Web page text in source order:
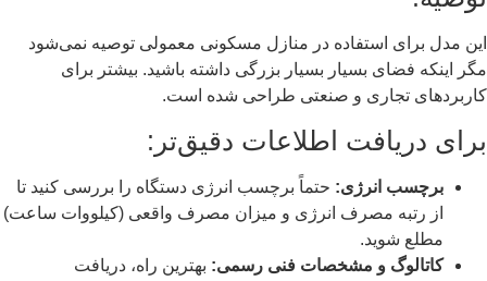
این مدل برای استفاده در منازل مسکونی معمولی توصیه نمی‌شود
مگر اینکه فضای بسیار بسیار بزرگی داشته باشید. بیشتر برای
کاربردهای تجاری و صنعتی طراحی شده است.
برای دریافت اطلاعات دقیق‌تر:
برچسب انرژی: حتماً برچسب انرژی دستگاه را بررسی کنید تا
از رتبه مصرف انرژی و میزان مصرف واقعی (کیلووات ساعت)
مطلع شوید.
کاتالوگ و مشخصات فنی رسمی: بهترین راه، دریافت